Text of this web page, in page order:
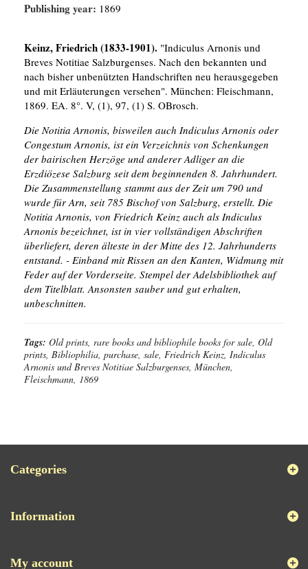
Publishing year: 1869
Keinz, Friedrich (1833-1901). "Indiculus Arnonis und
Breves Notitiae Salzburgenses. Nach den bekannten und
nach bisher unbenützten Handschriften neu herausgegeben
und mit Erläuterungen versehen". München: Fleischmann,
1869. EA. 8°. V, (1), 97, (1) S. OBrosch.
Die Notitia Arnonis, bisweilen auch Indiculus Arnonis oder
Congestum Arnonis, ist ein Verzeichnis von Schenkungen
der bairischen Herzöge und anderer Adliger an die
Erzdiözese Salzburg seit dem beginnenden 8. Jahrhundert.
Die Zusammenstellung stammt aus der Zeit um 790 und
wurde für Arn, seit 785 Bischof von Salzburg, erstellt. Die
Notitia Arnonis, von Friedrich Keinz auch als Indiculus
Arnonis bezeichnet, ist in vier vollständigen Abschriften
überliefert, deren älteste in der Mitte des 12. Jahrhunderts
entstand. - Einband mit Rissen an den Kanten, Widmung mit
Feder auf der Vorderseite. Stempel der Adelsbibliothek auf
dem Titelblatt. Ansonsten sauber und gut erhalten,
unbeschnitten.
Tags: Old prints, rare books and bibliophile books for sale, Old
prints, Bibliophilia, purchase, sale, Friedrich Keinz, Indiculus
Arnonis und Breves Notitiae Salzburgenses, München,
Fleischmann, 1869
Categories
Information
My account